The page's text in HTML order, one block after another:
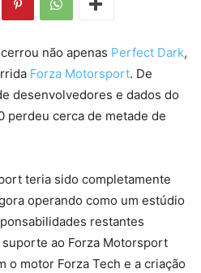
não apenas Perfect Dark,
Forza Motorsport. De
desenvolvedores e dados do
perdeu cerca de metade de
teria sido completamente
operando como um estúdio
restantes
ao Forza Motorsport
o motor Forza Tech e a criação